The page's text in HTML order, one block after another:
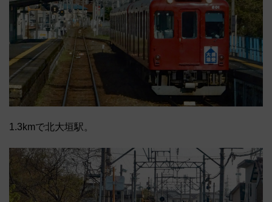
1.3kmで北大垣駅。